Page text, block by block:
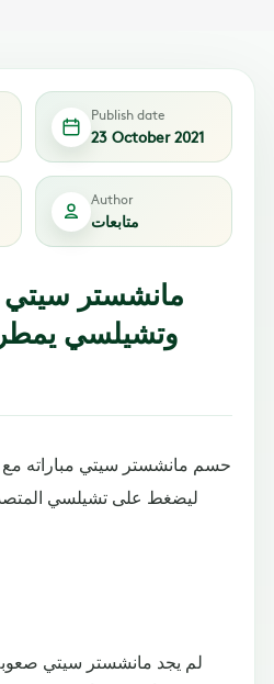
Publish date
23 October 2021
Author
متابعات
مانشستر سيتي
وتشيلسي
حسم مانشستر سيتي مباراته مع
ليضغط على تشيلسي
لم يجد مانشستر سيتي